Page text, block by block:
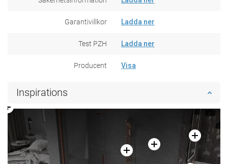
Garantivillkor Ladda ner
Test PZH Ladda ner
Producent Visa
Inspirations